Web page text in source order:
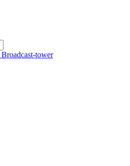
Broadcast-tower